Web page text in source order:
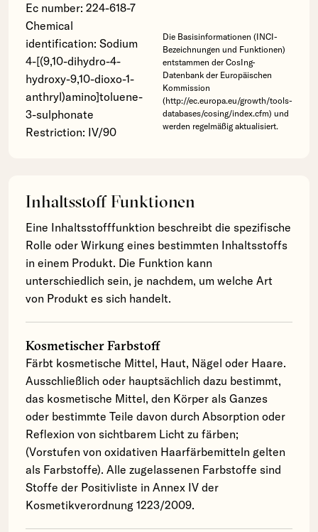
Ec number: 224-618-7
Chemical
identification: Sodium
4-[(9,10-dihydro-4-
hydroxy-9,10-dioxo-1-
anthryl)amino]toluene-
3-sulphonate
Restriction: IV/90
Die Basisinformationen (INCI-
Bezeichnungen und Funktionen)
entstammen der CosIng-
Datenbank der Europäischen
Kommission
(http://ec.europa.eu/growth/tools-
databases/cosing/index.cfm) und
werden regelmäßig aktualisiert.
Inhaltsstoff Funktionen
Eine Inhaltsstofffunktion beschreibt die spezifische
Rolle oder Wirkung eines bestimmten Inhaltsstoffs
in einem Produkt. Die Funktion kann
unterschiedlich sein, je nachdem, um welche Art
von Produkt es sich handelt.
Kosmetischer Farbstoff
Färbt kosmetische Mittel, Haut, Nägel oder Haare.
Ausschließlich oder hauptsächlich dazu bestimmt,
das kosmetische Mittel, den Körper als Ganzes
oder bestimmte Teile davon durch Absorption oder
Reflexion von sichtbarem Licht zu färben;
(Vorstufen von oxidativen Haarfärbemitteln gelten
als Farbstoffe). Alle zugelassenen Farbstoffe sind
Stoffe der Positivliste in Annex IV der
Kosmetikverordnung 1223/2009.